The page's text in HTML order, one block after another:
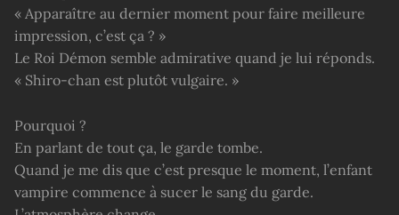
« Apparaître au dernier moment pour faire meilleure
impression, c’est ça ? »
Le Roi Démon semble admirative quand je lui réponds.
« Shiro-chan est plutôt vulgaire. »
Pourquoi ?
En parlant de tout ça, le garde tombe.
Quand je me dis que c’est presque le moment, l’enfant
vampire commence à sucer le sang du garde.